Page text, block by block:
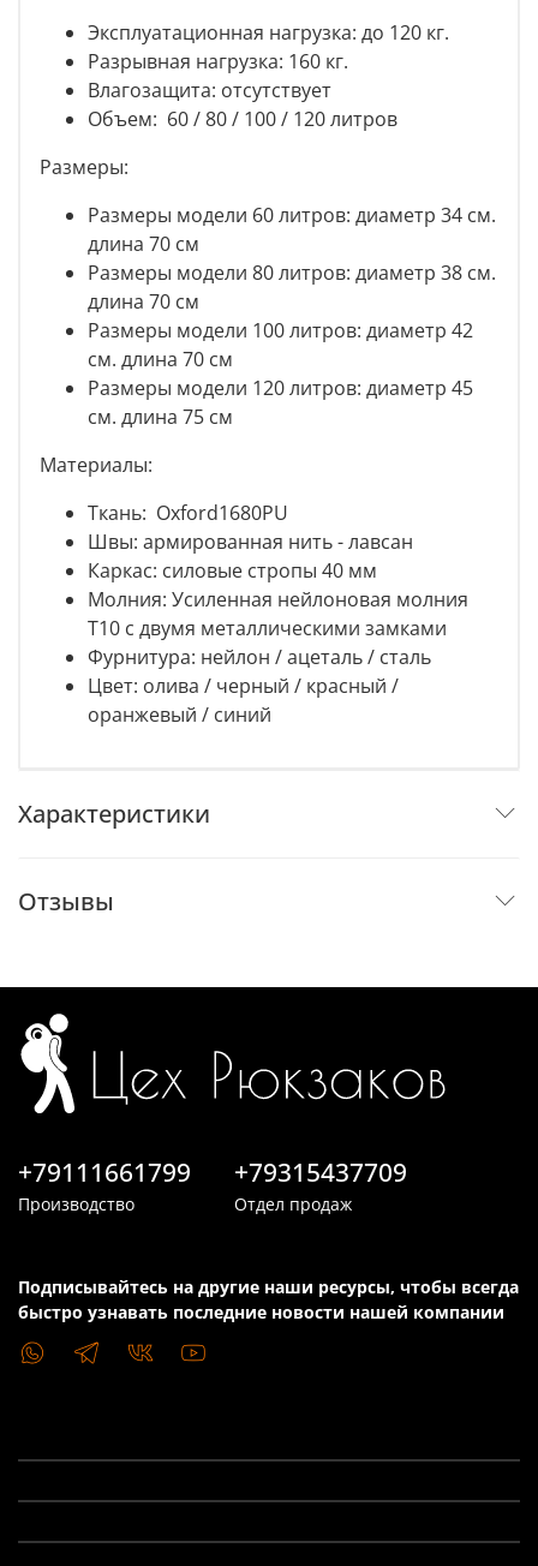
Эксплуатационная нагрузка: до 120 кг.
Разрывная нагрузка: 160 кг.
Влагозащита: отсутствует
Объем: 60 / 80 / 100 / 120 литров
Размеры:
Размеры модели 60 литров: диаметр 34 см.
длина 70 см
Размеры модели 80 литров: диаметр 38 см.
длина 70 см
Размеры модели 100 литров: диаметр 42
см. длина 70 см
Размеры модели 120 литров: диаметр 45
см. длина 75 см
Материалы:
Ткань: Oxford1680PU
Швы: армированная нить - лавсан
Каркас: силовые стропы 40 мм
Молния: Усиленная нейлоновая молния
Т10 с двумя металлическими замками
Фурнитура: нейлон / ацеталь / сталь
Цвет: олива / черный / красный /
оранжевый / синий
Характеристики
Отзывы
+79111661799
Производство
+79315437709
Отдел продаж
Подписывайтесь на другие наши ресурсы, чтобы всегда
быстро узнавать последние новости нашей компании